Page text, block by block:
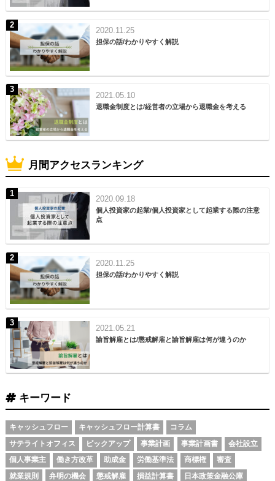
2020.11.25
担保の話/わかりやすく解説
2021.05.10
退職金制度とは/経営者の立場から退職金を考える
月間アクセスランキング
2020.09.18
個人投資家の起業/個人投資家として起業する際の注意
点
2020.11.25
担保の話/わかりやすく解説
2021.05.21
諭旨解雇とは/懲戒解雇と諭旨解雇は何が違うのか
キーワード
キャッシュフロー キャッシュフロー計算書
コラム
サテライトオフィス
ピックアップ 事業計画 事業計画書
会社設立
個人事業主
働き方改革 助成金 労働基準法 商標権
審査
就業規則
弁明の機会 懲戒解雇 損益計算書
日本政策金融公庫